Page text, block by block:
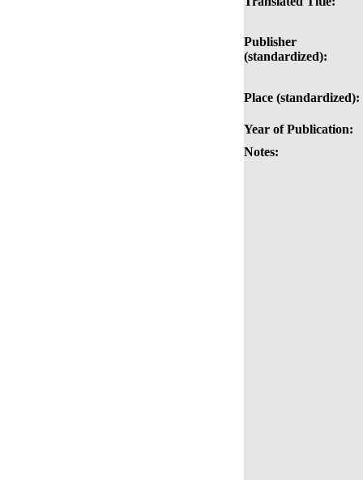
Publisher
(standardized):
Place (standardized):
Year of Publication:
Notes: